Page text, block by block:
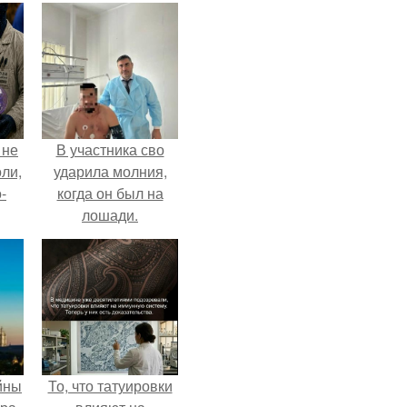
В участника сво
ударила молния,
когда он был на
лошади.
То, что татуировки